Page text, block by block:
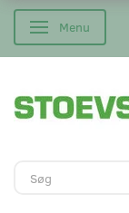
Skifte navigation
Menu